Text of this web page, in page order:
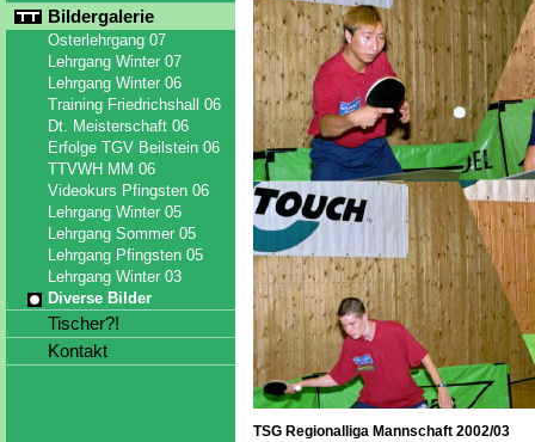
TSG Regionalliga Mannschaft 2002/03
Bildergalerie
Osterlehrgang 07
Lehrgang Winter 07
Lehrgang Winter 06
Training Friedrichshall 06
Dt. Meisterschaft 06
Erfolge TGV Beilstein 06
TTVWH MM 06
Videokurs Pfingsten 06
Lehrgang Winter 05
Lehrgang Sommer 05
Lehrgang Pfingsten 05
Lehrgang Winter 03
Diverse Bilder
Tischer?!
Kontakt